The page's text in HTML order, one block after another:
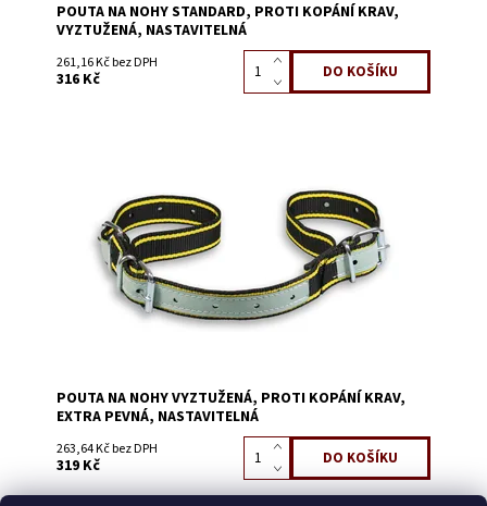
POUTA NA NOHY STANDARD, PROTI KOPÁNÍ KRAV,
VYZTUŽENÁ, NASTAVITELNÁ
261,16 Kč bez DPH
316 Kč
3200D
POUTA NA NOHY VYZTUŽENÁ, PROTI KOPÁNÍ KRAV,
EXTRA PEVNÁ, NASTAVITELNÁ
263,64 Kč bez DPH
319 Kč